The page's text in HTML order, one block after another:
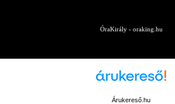
ÓraKirály - oraking.hu
Árukereső.hu